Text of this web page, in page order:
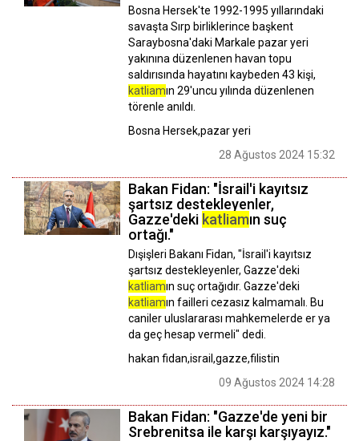
Bosna Hersek'te 1992-1995 yıllarındaki
savaşta Sırp birliklerince başkent
Saraybosna'daki Markale pazar yeri
yakınına düzenlenen havan topu
saldırısında hayatını kaybeden 43 kişi,
katliamın 29'uncu yılında düzenlenen
törenle anıldı.
Bosna Hersek,pazar yeri
28 Ağustos 2024 15:32
Bakan Fidan: "İsrail'i kayıtsız
şartsız destekleyenler,
Gazze'deki katliamın suç
ortağı."
Dışişleri Bakanı Fidan, "İsrail'i kayıtsız
şartsız destekleyenler, Gazze'deki
katliamın suç ortağıdır. Gazze'deki
katliamın failleri cezasız kalmamalı. Bu
caniler uluslararası mahkemelerde er ya
da geç hesap vermeli" dedi.
hakan fidan,israil,gazze,filistin
09 Ağustos 2024 14:28
Bakan Fidan: "Gazze'de yeni bir
Srebrenitsa ile karşı karşıyayız."